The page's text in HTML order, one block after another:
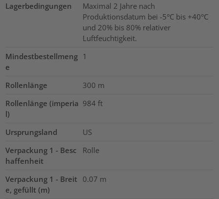
Lagerbedingungen
Maximal 2 Jahre nach
Produktionsdatum bei -5°C bis +40°C
und 20% bis 80% relativer
Luftfeuchtigkeit.
Mindestbestellmeng
e
1
Rollenlänge 300 m
Rollenlänge (imperia
l)
984 ft
Ursprungsland
US
Verpackung 1 - Besc
haffenheit
Rolle
Verpackung 1 - Breit
e, gefüllt (m)
0.07 m